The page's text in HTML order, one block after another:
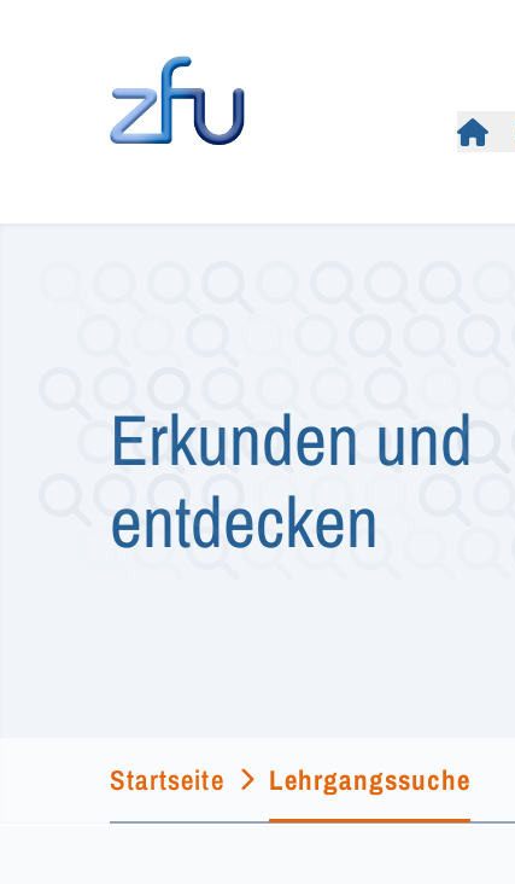
Erkunden und
entdecken
Startseite Lehrgangssuche